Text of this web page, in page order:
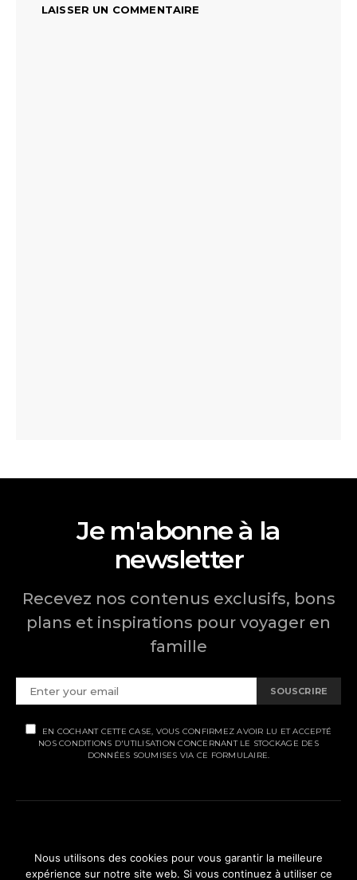
LAISSER UN COMMENTAIRE
Je m'abonne à la
newsletter
Recevez nos contenus exclusifs, bons
plans et inspirations pour voyager en
famille
SOUSCRIRE
EN COCHANT CETTE CASE, VOUS CONFIRMEZ AVOIR LU ET ACCEPTÉ
NOS CONDITIONS D'UTILISATION CONCERNANT LE STOCKAGE DES
DONNÉES SOUMISES VIA CE FORMULAIRE.
MENTIONS LÉGALES
POLITIQUE DE CONFIDENTIALITÉ
Nous utilisons des cookies pour vous garantir la meilleure
expérience sur notre site web. Si vous continuez à utiliser ce